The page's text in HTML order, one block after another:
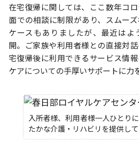
在宅復帰に関しては、ここ数年コ
面での相談に制限があり、スムー
ケースもありましたが、 最近はよ
開。ご家族や利用者様との直接対
宅復帰後に利用できるサービス情報
ケアについての手厚いサポートに力
入所者様、利用者様一人ひとり
たかな介護・リハビリを提供して